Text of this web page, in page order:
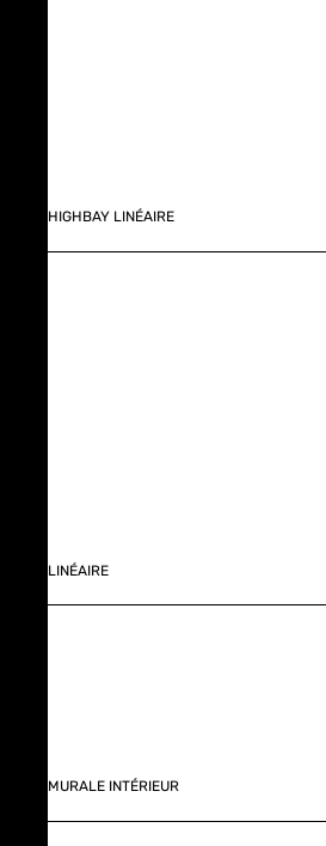
HIGHBAY LINÉAIRE
LINÉAIRE
MURALE INTÉRIEUR